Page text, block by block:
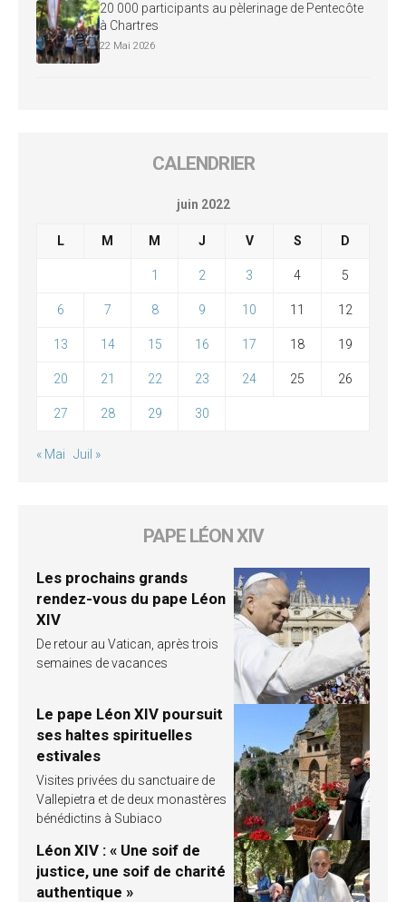
20 000 participants au pèlerinage de Pentecôte
à Chartres
22 Mai 2026
CALENDRIER
juin 2022
L M M J V S D
1 2 3 4 5
6 7 8 9 10 11 12
13 14 15 16 17 18 19
20 21 22 23 24 25 26
27 28 29 30
« Mai Juil »
PAPE LÉON XIV
Les prochains grands
rendez-vous du pape Léon
XIV
De retour au Vatican, après trois
semaines de vacances
Le pape Léon XIV poursuit
ses haltes spirituelles
estivales
Visites privées du sanctuaire de
Vallepietra et de deux monastères
bénédictins à Subiaco
Léon XIV : « Une soif de
justice, une soif de charité
authentique »